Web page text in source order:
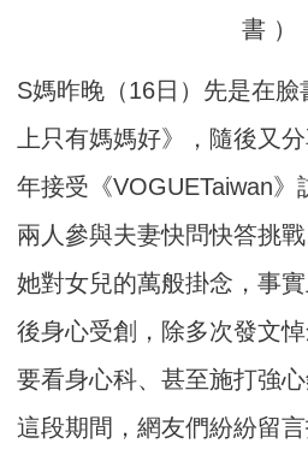
書 ）
S媽昨晚（16日）先是在
上只有媽媽好》，隨後又
年接受《VOGUETaiwan
兩人參與夫妻快問快答挑
她對女兒的萬般掛念，事
後身心受創，除多次發文
要看身心科、甚至施打強心
這段期間，網友們紛紛留